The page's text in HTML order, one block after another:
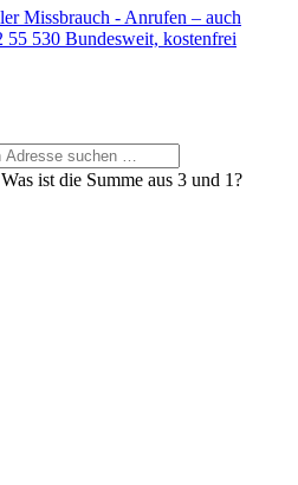
Was ist die Summe aus 3 und 1?